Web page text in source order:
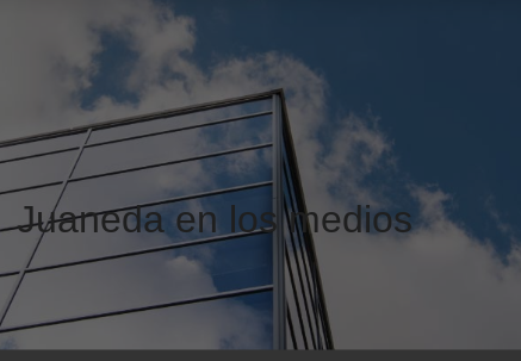
Juaneda en los medios